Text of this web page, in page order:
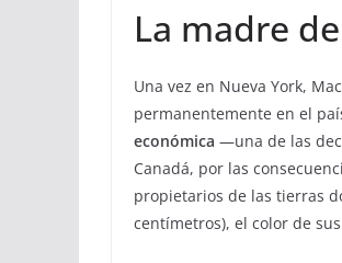
La madre
Una vez en Nueva York,
permanentemente en el
económica —una de las
Canadá, por las
propietarios de las tierras
centímetros), el color de